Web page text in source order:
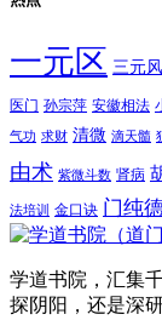
一元区 三元
医门 孙宗萍 安徽相法
气功 求财 清微 滴天髓
由术 紫微斗数 肾病
法培训 金口诀 门纯
学道书院，汇集
探阴阳，还是深